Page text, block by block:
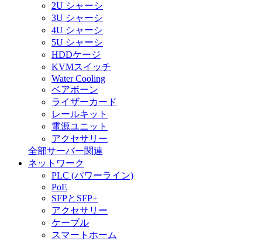
2U シャーシ
3U シャーシ
4U シャーシ
5U シャーシ
HDDケージ
KVMスイッチ
Water Cooling
ベアボーン
ライザーカード
レールキット
電源ユニット
アクセサリー
全部サーバー関連
ネットワーク
PLC (パワーライン)
PoE
SFPとSFP+
アクセサリー
ケーブル
スマートホーム